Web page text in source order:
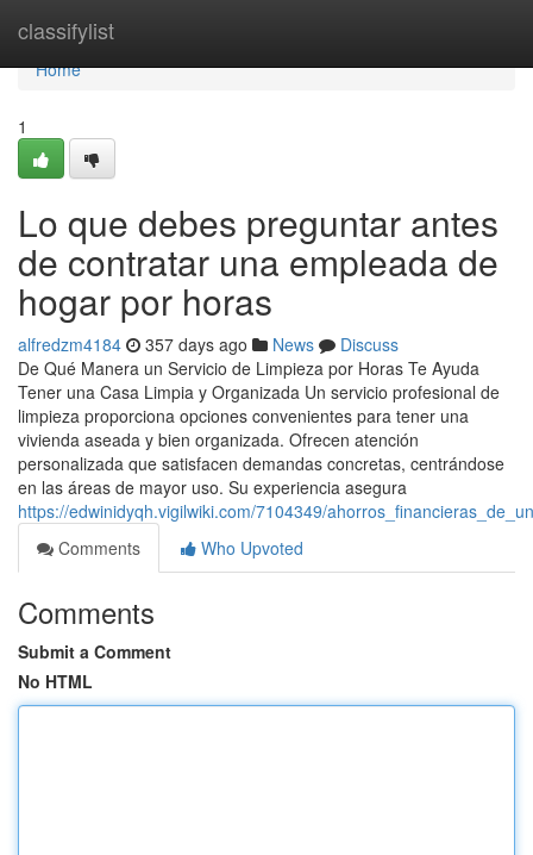
classifylist
Home
Home
1
Lo que debes preguntar antes
de contratar una empleada de
hogar por horas
alfredzm4184 357 days ago News
Discuss
De Qué Manera un Servicio de Limpieza por Horas Te Ayuda
Tener una Casa Limpia y Organizada Un servicio profesional de
limpieza proporciona opciones convenientes para tener una
vivienda aseada y bien organizada. Ofrecen atención
personalizada que satisfacen demandas concretas, centrándose
en las áreas de mayor uso. Su experiencia asegura
https://edwinidyqh.vigilwiki.com/7104349/
Comments
Who Upvoted
Comments
Submit a Comment
No HTML